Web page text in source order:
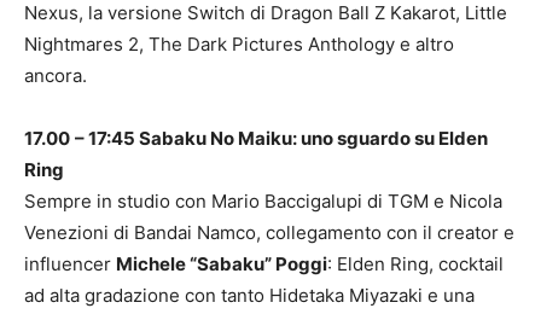
Nexus, la versione Switch di Dragon Ball Z Kakarot, Little
Nightmares 2, The Dark Pictures Anthology e altro
ancora.
17.00 – 17:45 Sabaku No Maiku: uno sguardo su Elden
Ring
Sempre in studio con Mario Baccigalupi di TGM e Nicola
Venezioni di Bandai Namco, collegamento con il creator e
influencer Michele “Sabaku” Poggi: Elden Ring, cocktail
ad alta gradazione con tanto Hidetaka Miyazaki e una